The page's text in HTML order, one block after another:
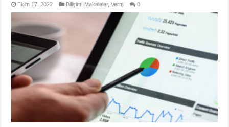
Ekim 17, 2022 Bilişim Makaleler,Vergi 0